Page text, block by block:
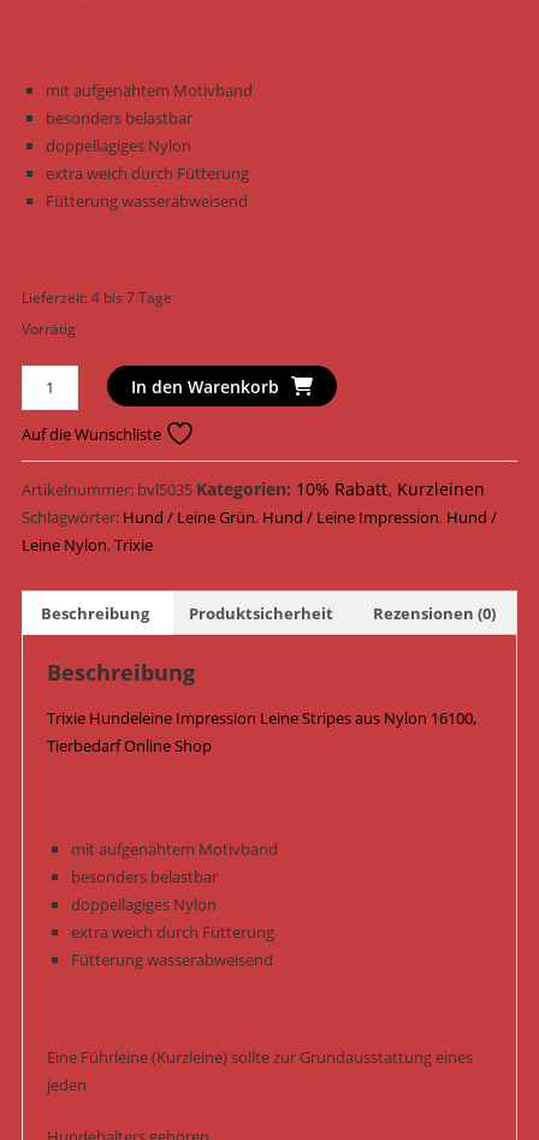
mit aufgenähtem Motivband
besonders belastbar
doppellagiges Nylon
extra weich durch Fütterung
Fütterung wasserabweisend
Lieferzeit:4 bis 7 Tage
Vorrätig
Trixie
Hundeleine
Impression
Leine
Stripes
Nylon
16100
Grün
Menge
In den Warenkorb
Auf die Wunschliste
Artikelnummer: bvl5035 Kategorien: 10% Rabatt, Kurzleinen
Schlagwörter: Hund / Leine Grün, Hund / Leine Impression, Hund /
Leine Nylon,Trixie
Beschreibung Produktsicherheit Rezensionen (0)
Beschreibung
Trixie Hundeleine Impression Leine Stripes aus Nylon 16100,
Tierbedarf Online Shop
mit aufgenähtem Motivband
besonders belastbar
doppellagiges Nylon
extra weich durch Fütterung
Fütterung wasserabweisend
Eine Führleine (Kurzleine) sollte zur Grundausstattung eines
jeden